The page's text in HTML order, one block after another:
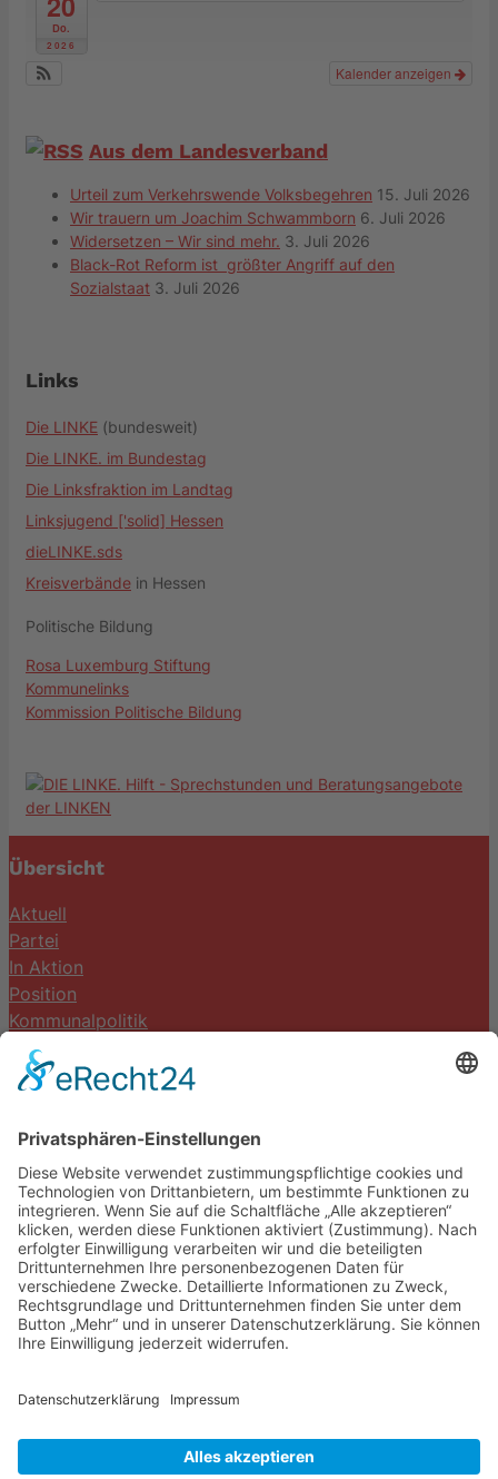
Do.
2026
Kalender anzeigen
Aus dem Landesverband
Urteil zum Verkehrswende Volksbegehren 15. Juli 2026
Wir trauern um Joachim Schwammborn 6. Juli 2026
Widersetzen – Wir sind mehr. 3. Juli 2026
Black-Rot Reform ist größter Angriff auf den
Sozialstaat 3. Juli 2026
Links
Die LINKE (bundesweit)
Die LINKE. im Bundestag
Die Linksfraktion im Landtag
Linksjugend ['solid] Hessen
dieLINKE.sds
Kreisverbände in Hessen
Politische Bildung
Rosa Luxemburg Stiftung
Kommunelinks
Kommission Politische Bildung
Übersicht
Aktuell
Partei
In Aktion
Position
Kommunalpolitik
Termine
DIE LINKE. Schwalm-Eder
Steingasse 5
34613 Schwalmstadt
Tel.06691 8077899
info@die-linke-schwalm-eder.de
Gesetzliches
Impressum
Cookie-Einstellungen